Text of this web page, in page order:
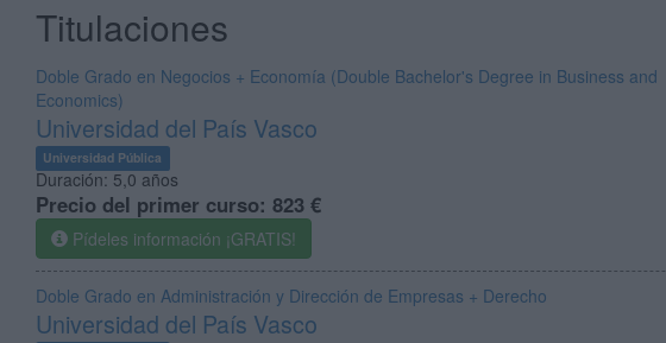
Titulaciones
Doble Grado en Negocios + Economía (Double Bachelor's Degree in Business and
Economics)
Universidad del País Vasco
Universidad Pública
Duración: 5,0 años
Precio del primer curso: 823 €
Pídeles información ¡GRATIS!
Doble Grado en Administración y Dirección de Empresas + Derecho
Universidad del País Vasco